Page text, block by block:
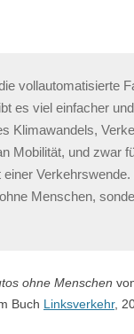
vollautomatisierte
es viel einfacher
Klimawandels,
Mobilität, und zwar
Menschen,
ohne Menschen
Buch Linksverkehr,